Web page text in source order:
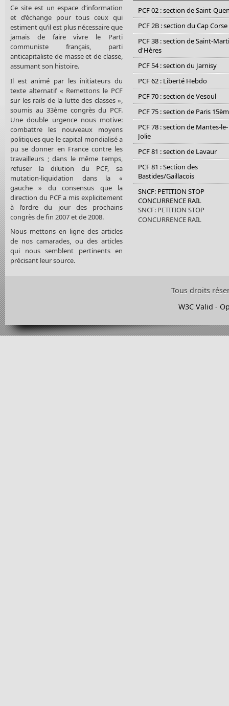
Ce site est un espace d’information
et d’échange pour tous ceux qui
estiment qu’il est plus nécessaire que
jamais de faire vivre le Parti
communiste français, parti
anticapitaliste de masse et de classe,
assumant son histoire.
Il est animé par les initiateurs du
texte alternatif « Remettons le PCF
sur les rails de la lutte des classes »,
soumis au 33ème congrès du PCF.
Une double urgence nous motive:
combattre les nouveaux moyens
politiques que le capital mondialisé a
pu se donner en France contre les
travailleurs ; dans le même temps,
refuser la dilution du PCF, sa
mutation-liquidation dans la «
gauche » du consensus que la
direction du PCF a mis explicitement
à l’ordre du jour des prochains
congrès de fin 2007 et de 2008.
Nous mettons en ligne des articles
de nos camarades, ou des articles
qui nous semblent pertinents en
précisant leur source.
PCF 02 : section de Saint-
PCF 2B : section du Cap Corse
PCF 38 : section de Saint-
d'Hères
PCF 54 : section du Jarnisy
PCF 62 : Liberté Hebdo
PCF 70 : section de Vesoul
PCF 75 : section de Paris
PCF 78 : section de Mantes-le-
Jolie
PCF 81 : section de Lavaur
PCF 81 : Section des
Bastides/Gaillacois
SNCF: PETITION STOP
CONCURRENCE RAIL
SNCF: PETITION STOP
CONCURRENCE RAIL
Tous droits
W3C Valid -